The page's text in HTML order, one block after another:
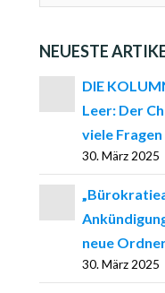
NEUESTE
DIE
Leer: Der
viele
30. März 2025
neue
30. März 2025